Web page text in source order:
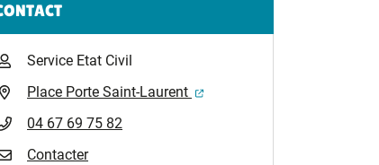
Service Etat Civil
Place Porte Saint-Laurent
(ouverture dans un nouvel
04 67 69 75 82
Contacter